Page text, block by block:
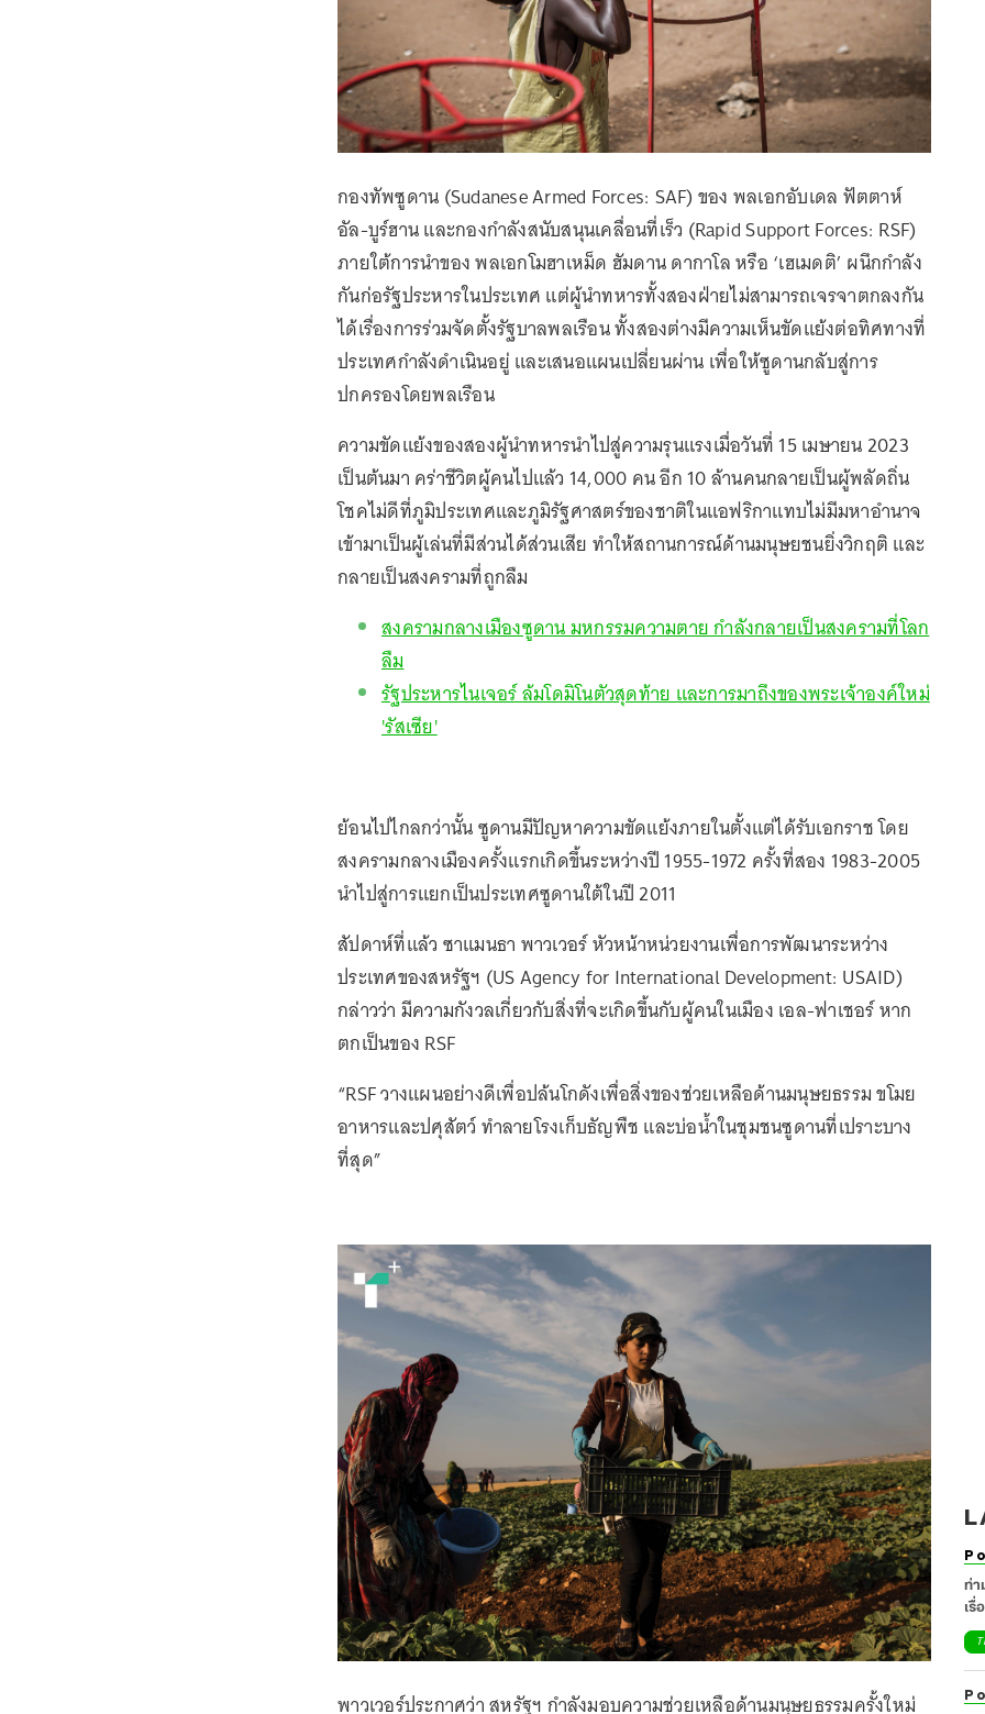
ท่า
เรื่
กองทัพซูดาน (Sudanese Armed Forces: SAF) ของ พลเอกอับเดล ฟัตตาห์
อัล-บูร์ฮาน และกองกำลังสนับสนุนเคลื่อนที่เร็ว (Rapid Support Forces: RSF)
ภายใต้การนำของ พลเอกโมฮาเหม็ด ฮัมดาน ดากาโล หรือ ‘เฮเมดติ’ ผนึกกำลัง
กันก่อรัฐประหารในประเทศ แต่ผู้นำทหารทั้งสองฝ่ายไม่สามารถเจรจาตกลงกัน
ได้เรื่องการร่วมจัดตั้งรัฐบาลพลเรือน ทั้งสองต่างมีความเห็นขัดแย้งต่อทิศทางที่
ประเทศกำลังดำเนินอยู่ และเสนอแผนเปลี่ยนผ่าน เพื่อให้ซูดานกลับสู่การ
ปกครองโดยพลเรือน
ความขัดแย้งของสองผู้นำทหารนำไปสู่ความรุนแรงเมื่อวันที่ 15 เมษายน 2023
เป็นต้นมา คร่าชีวิตผู้คนไปแล้ว 14,000 คน อีก 10 ล้านคนกลายเป็นผู้พลัดถิ่น
โชคไม่ดีที่ภูมิประเทศและภูมิรัฐศาสตร์ของชาติในแอฟริกาแทบไม่มีมหาอำนาจ
เข้ามาเป็นผู้เล่นที่มีส่วนได้ส่วนเสีย ทำให้สถานการณ์ด้านมนุษยชนยิ่งวิกฤติ และ
กลายเป็นสงครามที่ถูกลืม
สงครามกลางเมืองซูดาน มหกรรมความตาย กำลังกลายเป็นสงครามที่โลก
ลืม
รัฐประหารไนเจอร์ ล้มโดมิโนตัวสุดท้าย และการมาถึงของพระเจ้าองค์ใหม่
'รัสเซีย'
ย้อนไปไกลกว่านั้น ซูดานมีปัญหาความขัดแย้งภายในตั้งแต่ได้รับเอกราช โดย
สงครามกลางเมืองครั้งแรกเกิดขึ้นระหว่างปี 1955-1972 ครั้งที่สอง 1983-2005
นำไปสู่การแยกเป็นประเทศซูดานใต้ในปี 2011
สัปดาห์ที่แล้ว ซาแมนธา พาวเวอร์ หัวหน้าหน่วยงานเพื่อการพัฒนาระหว่าง
ประเทศของสหรัฐฯ (US Agency for International Development: USAID)
กล่าวว่า มีความกังวลเกี่ยวกับสิ่งที่จะเกิดขึ้นกับผู้คนในเมือง เอล-ฟาเชอร์ หาก
ตกเป็นของ RSF
“RSF วางแผนอย่างดีเพื่อปล้นโกดังเพื่อสิ่งของช่วยเหลือด้านมนุษยธรรม ขโมย
อาหารและปศุสัตว์ ทำลายโรงเก็บธัญพืช และบ่อน้ำในชุมชนซูดานที่เปราะบาง
ที่สุด”
พาวเวอร์ประกาศว่า สหรัฐฯ กำลังมอบความช่วยเหลือด้านมนุษยธรรมครั้งใหม่